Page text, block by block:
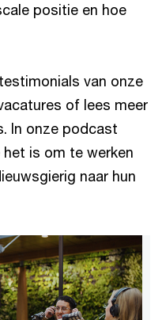
positie en hoe
van onze
of lees meer
In onze podcast
is om te werken
naar hun